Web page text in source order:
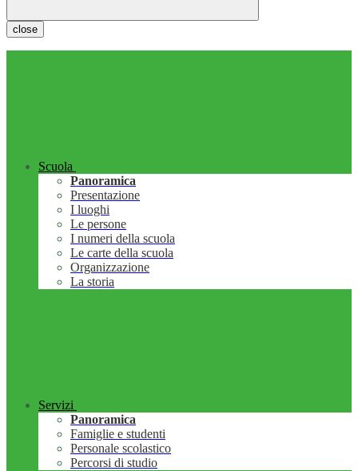
close
Scuola
Panoramica
Presentazione
I luoghi
Le persone
I numeri della scuola
Le carte della scuola
Organizzazione
La storia
Servizi
Panoramica
Famiglie e studenti
Personale scolastico
Percorsi di studio